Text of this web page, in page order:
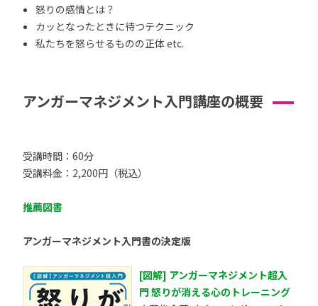
怒りの感情とは？
カッとなったときに待つテクニック
私たちを怒らせるものの正体 etc.
アンガーマネジメント入門講座の概要
受講時間：60分
受講料金：2,200円（税込）
推薦図書
アンガーマネジメント入門書の決定版
[図解] アンガーマネジメント超入
門 怒りが消える心のトレーニング